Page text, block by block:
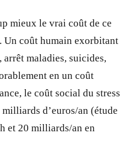
mieux le vrai coût de ce
Un coût humain exorbitant
maladies, suicides,
en un coût
le coût social du stress
d’euros/an (étude
et 20 milliards/an en